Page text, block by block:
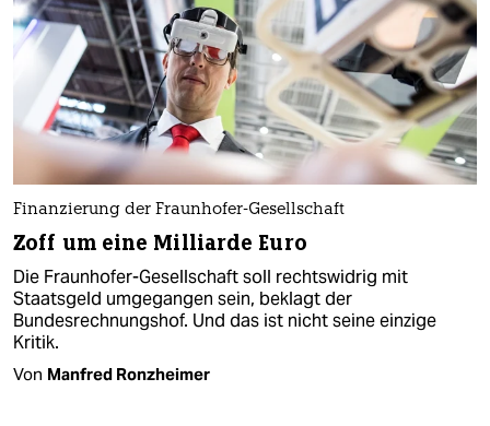
Finanzierung der Fraunhofer-Gesellschaft
Zoff um eine Milliarde Euro
Die Fraunhofer-Gesellschaft soll rechtswidrig mit
Staatsgeld umgegangen sein, beklagt der
Bundesrechnungshof. Und das ist nicht seine einzige
Kritik.
Von Manfred Ronzheimer